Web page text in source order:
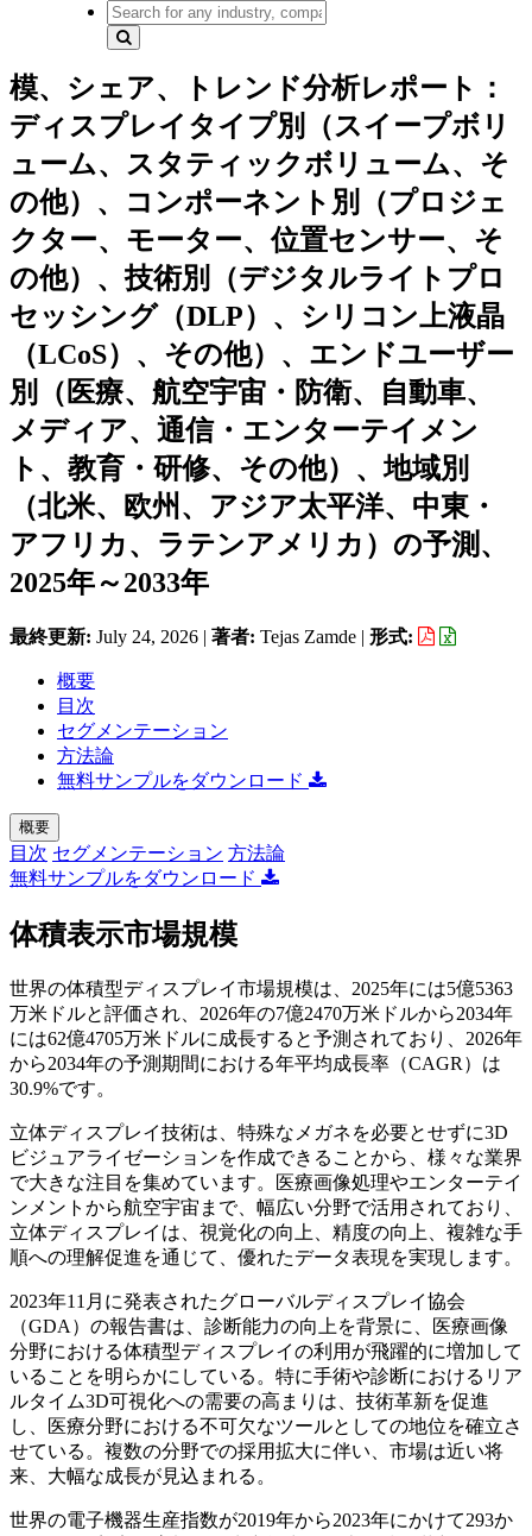
模、シェア、トレンド分析レポート：
ディスプレイタイプ別（スイープボリ
ューム、スタティックボリューム、そ
の他）、コンポーネント別（プロジェ
クター、モーター、位置センサー、そ
の他）、技術別（デジタルライトプロ
セッシング（DLP）、シリコン上液晶
（LCoS）、その他）、エンドユーザー
別（医療、航空宇宙・防衛、自動車、
メディア、通信・エンターテイメン
ト、教育・研修、その他）、地域別
（北米、欧州、アジア太平洋、中東・
アフリカ、ラテンアメリカ）の予測、
2025年～2033年
最終更新: July 24, 2026 | 著者: Tejas Zamde | 形式:
概要
目次
セグメンテーション
方法論
無料サンプルをダウンロード
概要
目次 セグメンテーション 方法論
無料サンプルをダウンロード
体積表示市場規模
世界の体積型ディスプレイ市場規模は、2025年には5億5363
万米ドルと評価され、2026年の7億2470万米ドルから2034年
には62億4705万米ドルに成長すると予測されており、2026年
から2034年の予測期間における年平均成長率（CAGR）は
30.9%です。
立体ディスプレイ技術は、特殊なメガネを必要とせずに3D
ビジュアライゼーションを作成できることから、様々な業界
で大きな注目を集めています。医療画像処理やエンターテイ
ンメントから航空宇宙まで、幅広い分野で活用されており、
立体ディスプレイは、視覚化の向上、精度の向上、複雑な手
順への理解促進を通じて、優れたデータ表現を実現します。
2023年11月に発表されたグローバルディスプレイ協会
（GDA）の報告書は、診断能力の向上を背景に、医療画像
分野における体積型ディスプレイの利用が飛躍的に増加して
いることを明らかにしている。特に手術や診断におけるリア
ルタイム3D可視化への需要の高まりは、技術革新を促進
し、医療分野における不可欠なツールとしての地位を確立さ
せている。複数の分野での採用拡大に伴い、市場は近い将
来、大幅な成長が見込まれる。
世界の電子機器生産指数が2019年から2023年にかけて293か